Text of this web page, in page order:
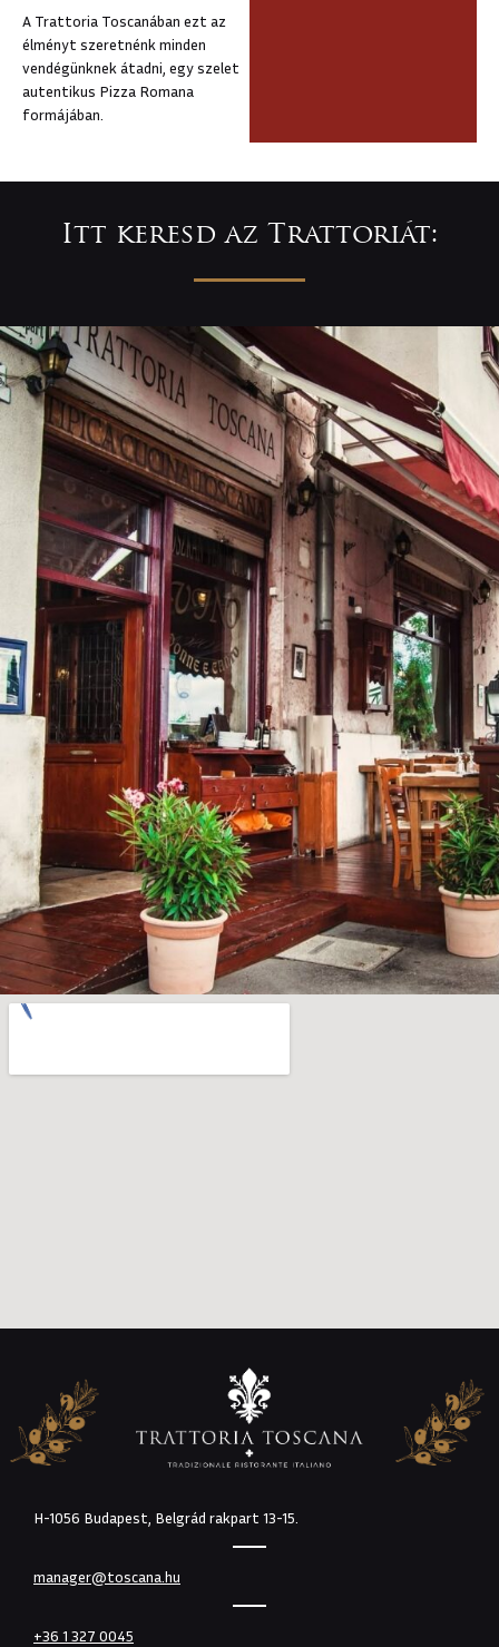
A Trattoria Toscanában ezt az
élményt szeretnénk minden
vendégünknek átadni, egy szelet
autentikus Pizza Romana
formájában.
Itt keresd az Trattoriát:
H-1056 Budapest, Belgrád rakpart 13-15.
manager@toscana.hu
+36 1 327 0045